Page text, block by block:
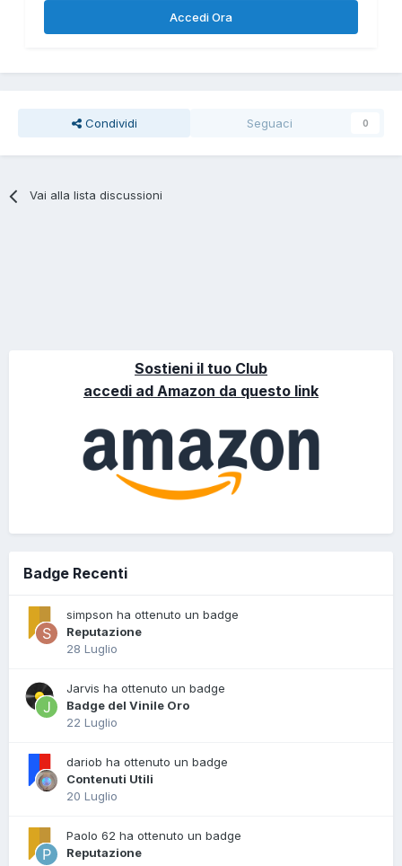
Accedi Ora
Condividi Seguaci 0
Vai alla lista discussioni
Sostieni il tuo Club
accedi ad Amazon da questo link
Badge Recenti
simpson ha ottenuto un badge
Reputazione
28 Luglio
Jarvis ha ottenuto un badge
Badge del Vinile Oro
22 Luglio
dariob ha ottenuto un badge
Contenuti Utili
20 Luglio
Paolo 62 ha ottenuto un badge
Reputazione